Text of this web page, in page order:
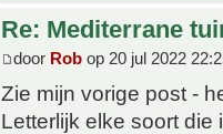
Re: Mediterrane
door Rob op 20 jul 2022
Zie mijn vorige post -
Letterlijk elke soort